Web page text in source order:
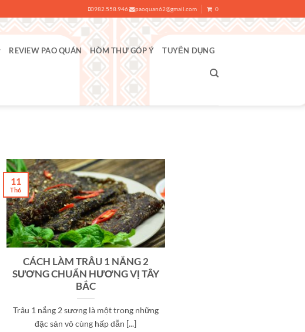
0982.558.946 paoquan62@gmail.com 0
REVIEW PAO QUÁN HÒM THƯ GÓP Ý TUYỂN DỤNG
CÁCH LÀM TRÂU 1 NẮNG 2
SƯƠNG CHUẨN HƯƠNG VỊ TÂY
BẮC
Trâu 1 nắng 2 sương là một trong những
đặc sản vô cùng hấp dẫn [...]
11
Th6